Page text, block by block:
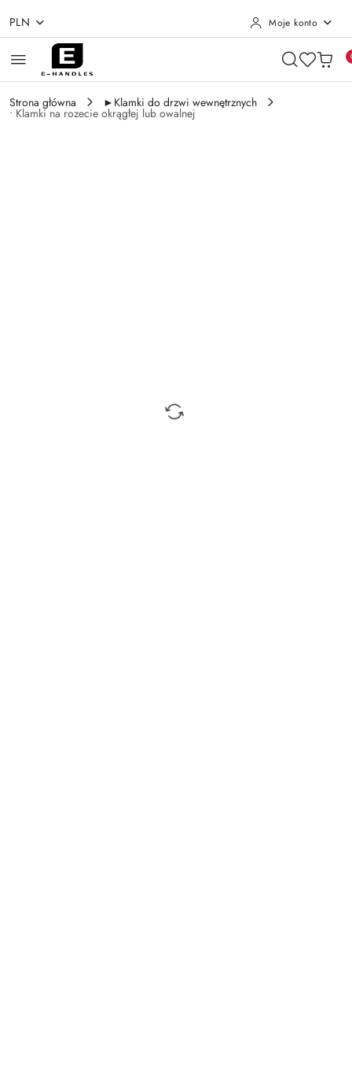
Przejdź do treści głównej
Przejdź do wyszukiwarki
Przejdź do moje konto
Przejdź do menu głównego
Przejdź do opisu produktu
Przejdź do stopki
PLN Moje konto
Strona główna ►Klamki do drzwi wewnętrznych
• Klamki na rozecie okrągłej lub owalnej